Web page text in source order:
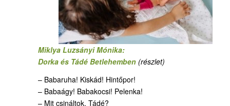
Miklya Luzsányi Mónika:
Dorka és Tádé Betlehemben (részlet)
– Babaruha! Kiskád! Hintőpor!
– Babaágy! Babakocsi! Pelenka!
– Mit csináltok, Tádé?